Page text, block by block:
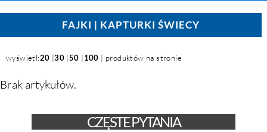
FAJKI | KAPTURKI ŚWIECY
wyświetl:20 |30 |50 |100 | produktów na stronie
Brak artykułów.
CZĘSTE PYTANIA